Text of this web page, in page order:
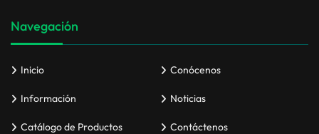
Navegación
Inicio Conócenos
Información Noticias
Catálogo de Productos Contáctenos